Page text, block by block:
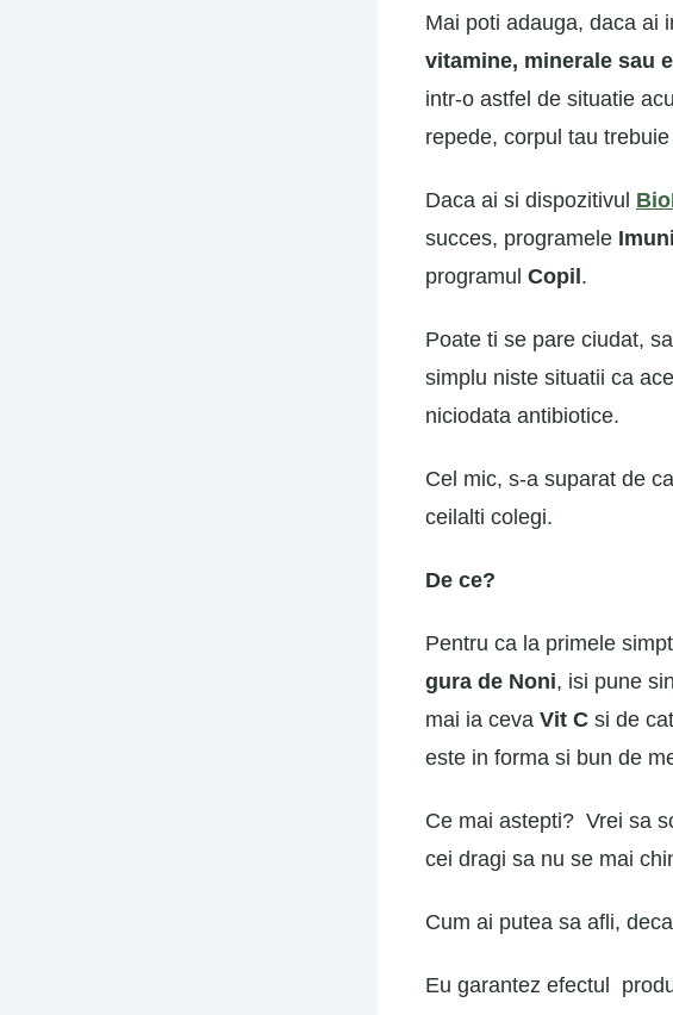
Mai poti adauga, daca ai
vitamine, minerale sau
intr-o astfel de situatie
repede, corpul tau
Daca ai si dispozitivul
succes, programele
programul Copil .
Poate ti se pare ciudat,
simplu niste situatii ca
niciodata antibiotice.
Cel mic, s-a suparat de
ceilalti colegi.
De ce?
Pentru ca la primele
gura de Noni, isi pune
mai ia ceva Vit C si de
este in forma si bun de
Ce mai astepti? Vrei sa
cei dragi sa nu se mai
Cum ai putea sa afli,
Eu garantez efectul